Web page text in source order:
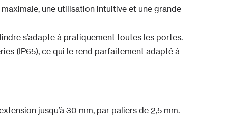
une utilisation intuitive et une grande
s’adapte à pratiquement toutes les portes.
(IP65), ce qui le rend parfaitement adapté à
jusqu’à 30 mm, par paliers de 2,5 mm.